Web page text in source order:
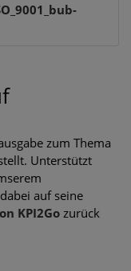
zum Thema
Unterstützt
auf seine
KPI2Go zurück